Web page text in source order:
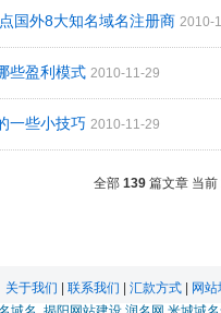
国外8大知名域名注册商 2010-
些盈利模式 2010-11-29
一些小技巧 2010-11-29
全部 139 篇文章 当前
关于我们 联系我们 汇款方式 网站